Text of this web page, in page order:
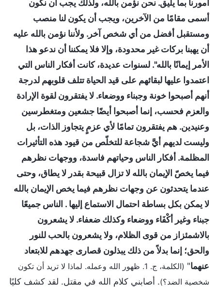
أمورنا بما يليق. نحن نؤمن بالله، ولذلك يجب أن نكون
أسمى مقامًا من الآخرين، ويجب أن يكون لنا منصب
ومستقبل أفضل من أي شخص آخر. ولأننا نؤمن بالله عليه
أن يهبنا بركات غير محدودة، وإلا فلا يمكننا أن ندعو هذا
الأمر إيمانًا بالله". لسنوات عديدة، كانت أفكار الناس التي
اعتمدوا عليها لبقائهم على قيد الحياة تتلف قلوبهم لدرجة
أنهم أصبحوا خونة وجبناء ووضعاء. لا يفتقرون لقوة الإرادة
والعزم فحسب، إنما أصبحوا أيضًا جشعين ومتغطرسين
وعنيدين. هم يفتقرون تمامًا لأي عزمٍ يتجاوز الذات، بل
وليست لديهم أيَّ شجاعة للتخلّص من قيود هذه التأثيرات
المظلمة. أفكار الناس وحياتهم فاسدة، ووجهات نظرهم
فيما يخصّ الإيمان بالله لا تزال قبيحة بقدر لا يطاق، وحتى
عندما يتحدثون عن وجهات نظرهم فيما يخص الإيمان بالله
لا يمكن بكل بساطة احتمال الاستماع إليها . الناس جميعًا
جبناء وغير أكْفَاء ووضعاء وكذلك ضعفاء. لا يشعرون
بالاشمئزاز من قوى الظلام، ولا يشعرون بالحب للنور
والحق؛ إنما بدلاً من ذلك يبذلون قصارى جهدهم للابتعاد
عنهما"
(الكلمة، ج. 1. ظهور الله وعمله. لماذا لا تريد أن تكون
شخصية الضد؟). أصابني كلام الله في مقتل. لقد كشف كليًا